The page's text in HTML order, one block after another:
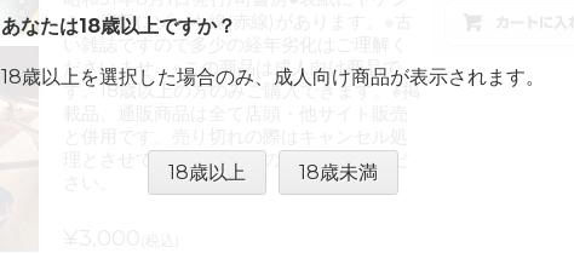
ミ、底部にゾッキ線(赤線)があります。※古
い雑誌ですので多少の経年劣化はご理解く
ださいませ。※この商品は成人向け商品で
す。18歳以上の方のみご購入できます。※掲
理とさせていただきますので、御了承くだ
あなたは18歳以上ですか？
18歳以上を選択した場合のみ、成人向け商品が表示されます。
18歳以上 18歳未満